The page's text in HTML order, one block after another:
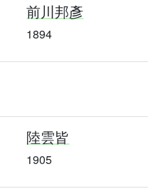
前川邦彥
1894
陸雲皆
1905